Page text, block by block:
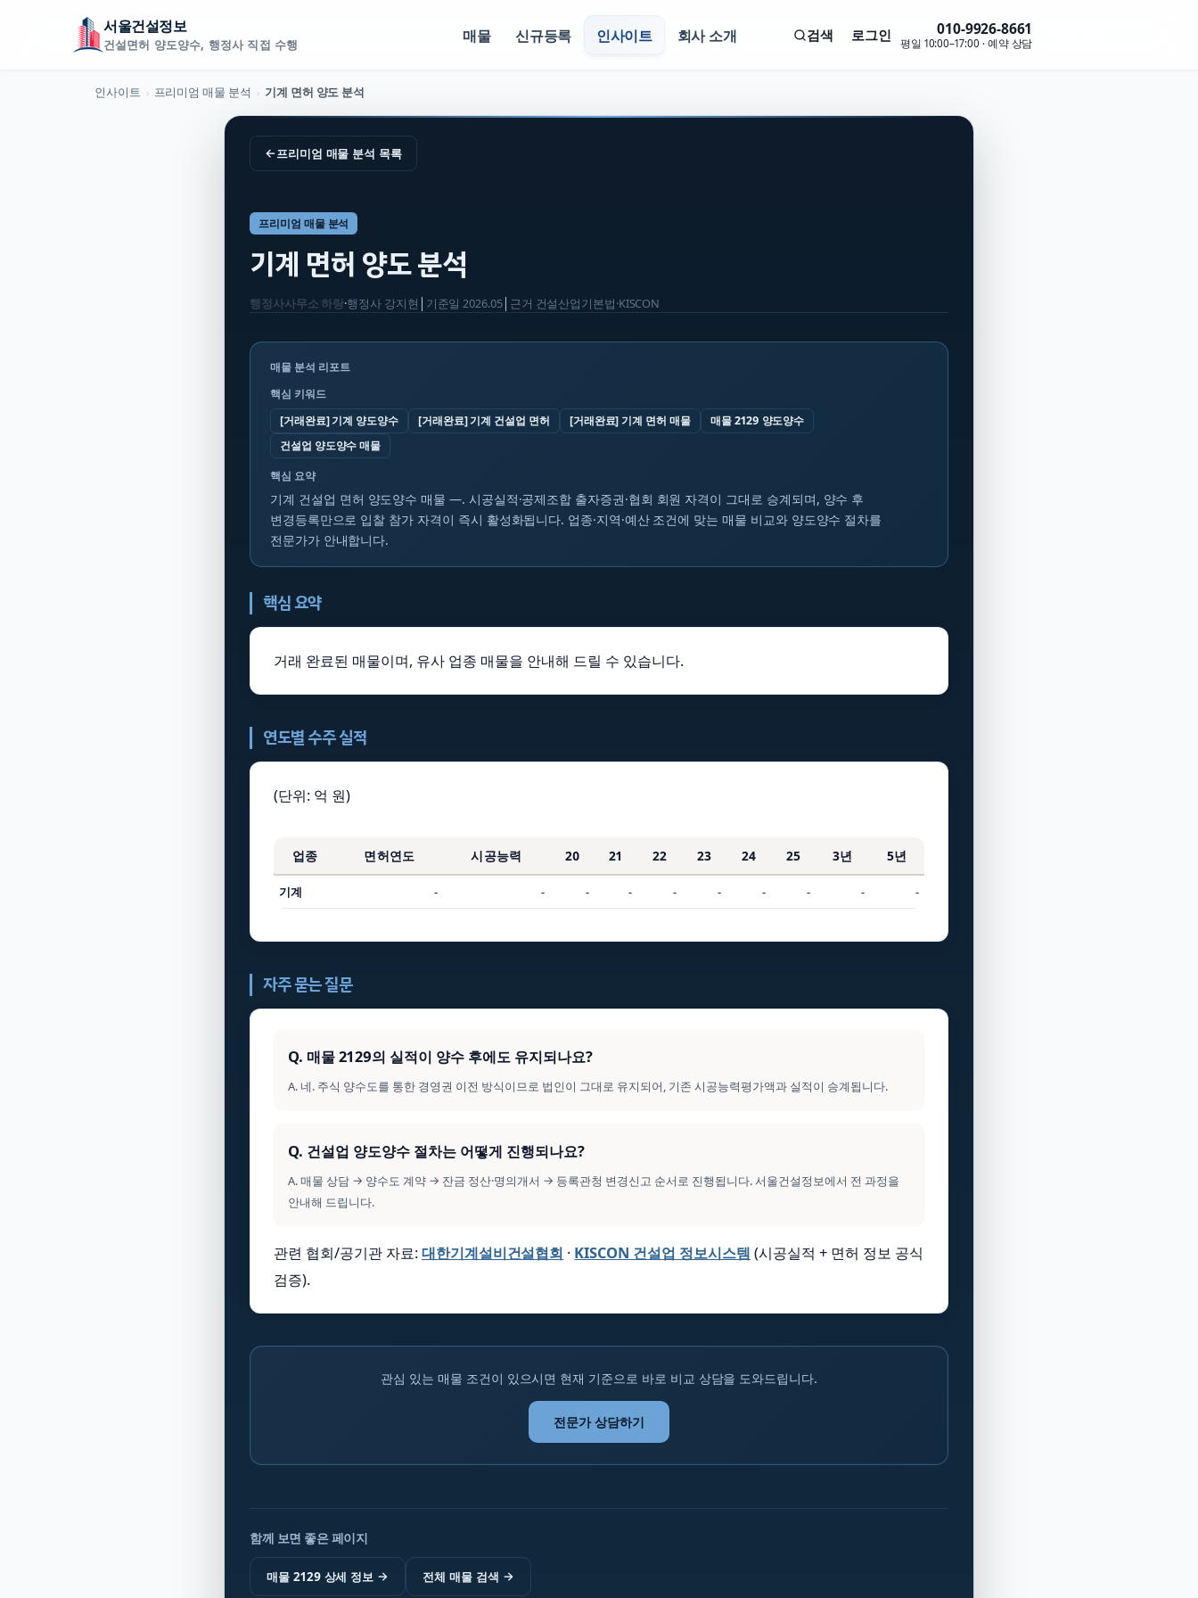
서울건설정보
건설면허 양도양수, 행정사 직접 수행
검색 로그인 010-9926-8661
평일 10:00–17:00 · 예약 상담
매물 신규등록 인사이트 회사 소개
인사이트 › 프리미엄 매물 분석 › 기계 면허 양도 분석
←프리미엄 매물 분석 목록
프리미엄 매물 분석
기계 면허 양도 분석
행정사사무소 하랑·행정사 강지현 기준일2026.05│ 근거 건설산업기본법·KISCON
매물 분석 리포트
핵심 키워드
[거래완료] 기계 양도양수
[거래완료] 기계 건설업 면허 [거래완료] 기계 면허 매물
매물 2129 양도양수
건설업 양도양수 매물
핵심 요약
기계 건설업 면허 양도양수 매물 —. 시공실적·공제조합 출자증권·협회 회원 자격이 그대로 승계되며, 양수 후
변경등록만으로 입찰 참가 자격이 즉시 활성화됩니다. 업종·지역·예산 조건에 맞는 매물 비교와 양도양수 절차를
전문가가 안내합니다.
핵심 요약
거래 완료된 매물이며, 유사 업종 매물을 안내해 드릴 수 있습니다.
연도별 수주 실적
(단위: 억 원)
업종 면허연도 시공능력 20 21 22 23 24 25 3년 5년
기계 - - - - - - - - - -
자주 묻는 질문
Q. 매물 2129의 실적이 양수 후에도 유지되나요?
A. 네. 주식 양수도를 통한 경영권 이전 방식이므로 법인이 그대로 유지되어, 기존 시공능력평가액과 실적이 승계됩니다.
Q. 건설업 양도양수 절차는 어떻게 진행되나요?
A. 매물 상담 → 양수도 계약 → 잔금 정산·명의개서 → 등록관청 변경신고 순서로 진행됩니다. 서울건설정보에서 전 과정을
안내해 드립니다.
관련 협회/공기관 자료:대한기계설비건설협회 · KISCON 건설업 정보시스템 (시공실적 + 면허 정보 공식
검증).
관심 있는 매물 조건이 있으시면 현재 기준으로 바로 비교 상담을 도와드립니다.
전문가 상담하기
함께 보면 좋은 페이지
매물 2129 상세 정보 → 전체 매물 검색 →